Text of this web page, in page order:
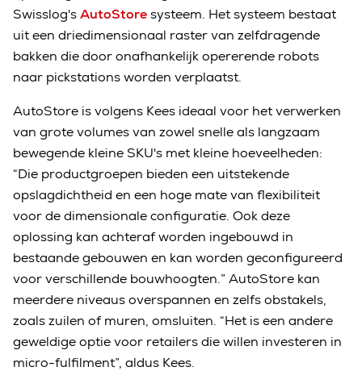
Swisslog'sAutoStoresysteem. Het systeem bestaat
uit een driedimensionaal raster van zelfdragende
bakken die door onafhankelijk opererende robots
naar pickstations worden verplaatst.
AutoStore is volgens Kees ideaal voor het verwerken
van grote volumes van zowel snelle als langzaam
bewegende kleine SKU's met kleine hoeveelheden:
“Die productgroepen bieden een uitstekende
opslagdichtheid en een hoge mate van flexibiliteit
voor de dimensionale configuratie. Ook deze
oplossing kan achteraf worden ingebouwd in
bestaande gebouwen en kan worden geconfigureerd
voor verschillende bouwhoogten.” AutoStore kan
meerdere niveaus overspannen en zelfs obstakels,
zoals zuilen of muren, omsluiten. “Het is een andere
geweldige optie voor retailers die willen investeren in
micro-fulfilment”, aldus Kees.